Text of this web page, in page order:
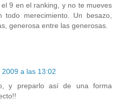
9 en el ranking, y no te mueves
merecimiento. Un besazo,
generosa entre las generosas.
a las 13:02
y preparlo así de una forma